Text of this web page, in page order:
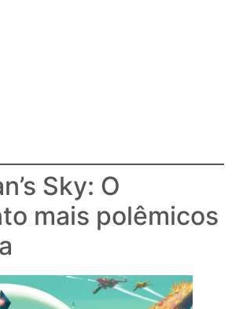
Sky: O
mais polêmicos